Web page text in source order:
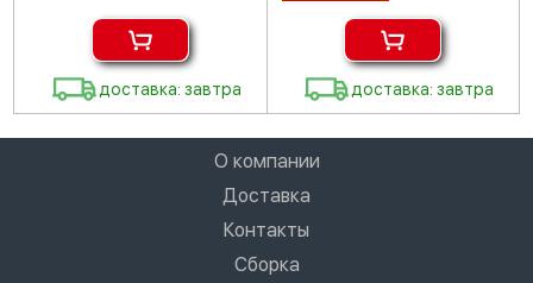
доставка: завтра доставка: завтра
О компании
Доставка
Контакты
Сборка